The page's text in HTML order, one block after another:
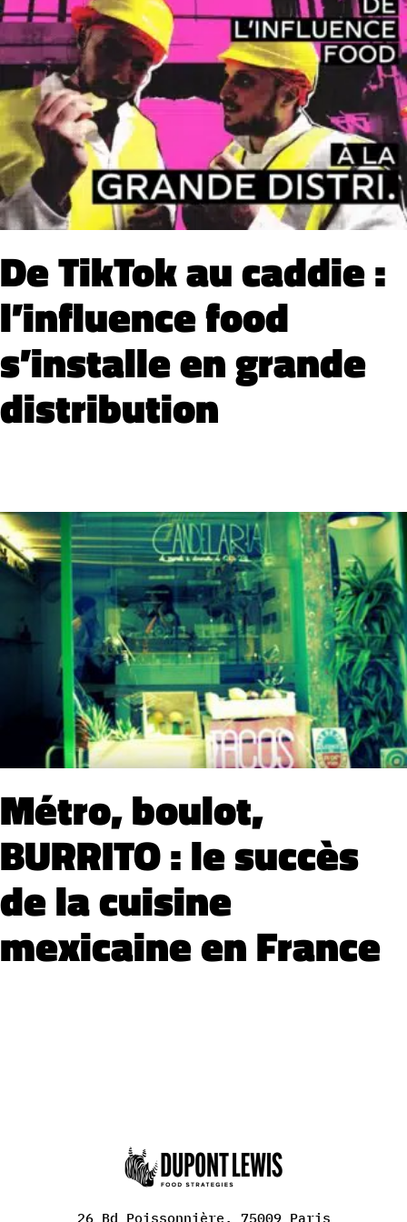
Studio ia
PopCorne
De TikTok au caddie :
l’influence food
s’installe en grande
distribution
Métro, boulot,
BURRITO : le succès
de la cuisine
mexicaine en France
26 Bd Poissonnière, 75009 Paris